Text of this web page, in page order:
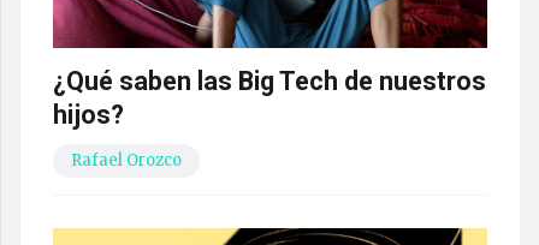
¿Qué saben las Big Tech de nuestros
hijos?
Rafael Orozco